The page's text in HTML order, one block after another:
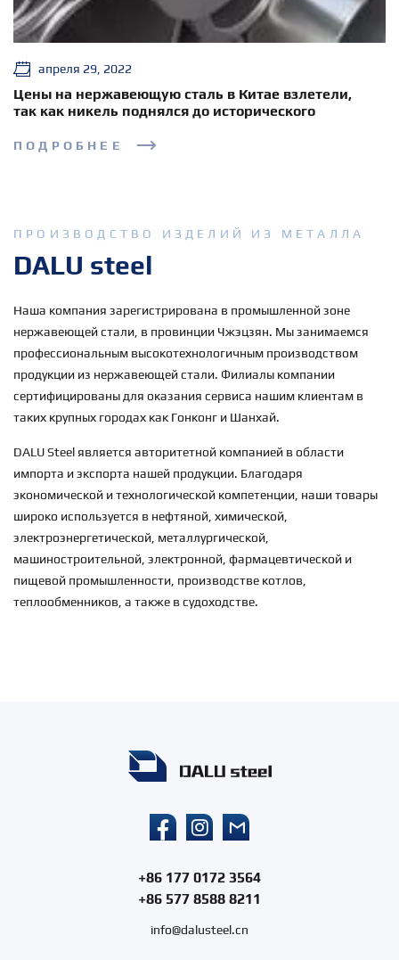
апреля 29, 2022
Цены на нержавеющую сталь в Китае взлетели,
так как никель поднялся до исторического
ПОДРОБНЕЕ
ПРОИЗВОДСТВО ИЗДЕЛИЙ ИЗ МЕТАЛЛА
DALU steel
Наша компания зарегистрирована в промышленной зоне
нержавеющей стали, в провинции Чжэцзян. Мы занимаемся
профессиональным высокотехнологичным производством
продукции из нержавеющей стали. Филиалы компании
сертифицированы для оказания сервиса нашим клиентам в
таких крупных городах как Гонконг и Шанхай.
DALU Steel является авторитетной компанией в области
импорта и экспорта нашей продукции. Благодаря
экономической и технологической компетенции, наши товары
широко используется в нефтяной, химической,
электроэнергетической, металлургической,
машиностроительной, электронной, фармацевтической и
пищевой промышленности, производстве котлов,
теплообменников, а также в судоходстве.
+86 177 0172 3564
+86 577 8588 8211
info@dalusteel.cn